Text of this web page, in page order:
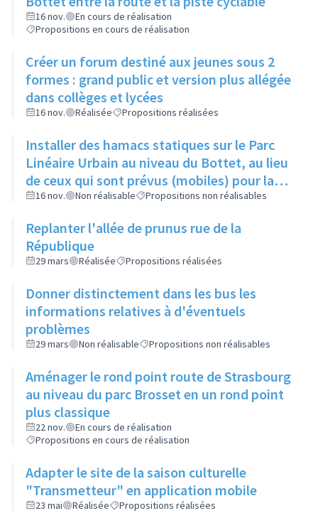
16 nov.
En cours de réalisation
Propositions en cours de réalisation
Créer un forum destiné aux jeunes sous 2
formes : grand public et version plus allégée
dans collèges et lycées
16 nov. Réalisée Propositions réalisées
Installer des hamacs statiques sur le Parc
Linéaire Urbain au niveau du Bottet, au lieu
de ceux qui sont prévus (mobiles) pour la
limiter la dangerosité
16 nov. Non réalisable Propositions non réalisables
Replanter l'allée de prunus rue de la
République
29 mars Réalisée Propositions réalisées
Donner distinctement dans les bus les
informations relatives à d'éventuels
problèmes
29 mars Non réalisable Propositions non réalisables
Aménager le rond point route de Strasbourg
au niveau du parc Brosset en un rond point
plus classique
22 nov.
En cours de réalisation
Propositions en cours de réalisation
Adapter le site de la saison culturelle
"Transmetteur" en application mobile
23 mai Réalisée Propositions réalisées